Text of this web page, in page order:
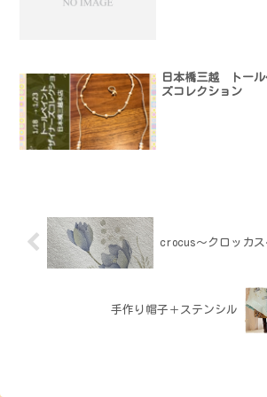
日本橋三越 トール
ズコレクション
crocus～クロッカス
手作り帽子＋ステンシル